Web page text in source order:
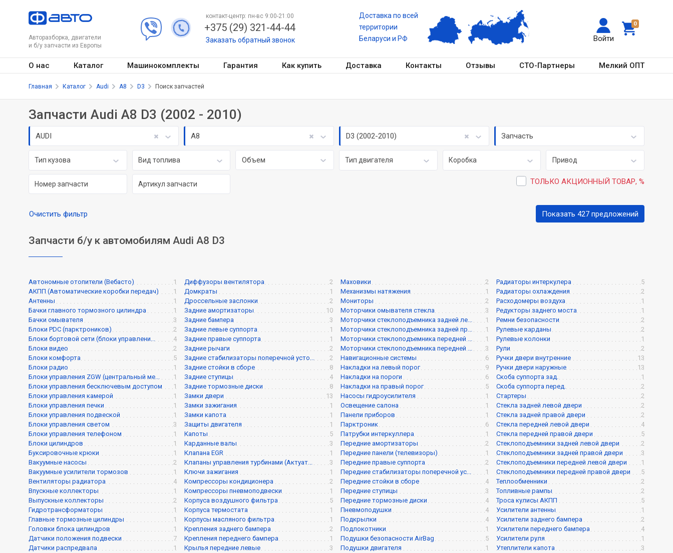
Авторазборка, двигатели
и б/у запчасти из Европы
0
Войти
контакт-центр: пн-вс 9:00-21:00
+375 (29) 321-44-44
Заказать обратный звонок
Доставка по всей
территории
Беларуси и РФ
О нас Каталог Машинокомплекты Гарантия Как купить Доставка Контакты Отзывы СТО-Партнеры Мелкий ОПТ
Главная Каталог Audi A8 D3 Поиск запчастей
Запчасти Audi A8 D3 (2002 - 2010)
AUDI A8 D3 (2002-2010) Запчасть
Тип кузова Вид топлива Объем Тип двигателя Коробка Привод
ТОЛЬКО АКЦИОННЫЙ ТОВАР, %
Очистить фильтр Показать 427 предложений
Запчасти б/у к автомобилям Audi A8 D3
Автономные отопители (Вебасто)
1
АКПП (Автоматические коробки передач)
1
Антенны
1
Бачки главного тормозного цилиндра
1
Бачки омывателя
3
Блоки PDC (парктроников)
2
Блоки бортовой сети (блоки управлени...
4
Блоки видео
2
Блоки комфорта
5
Блоки радио
1
Блоки управления ZGW (центральный ме...
1
Блоки управления бесключевым доступом
1
Блоки управления камерой
1
Блоки управления печки
1
Блоки управления подвеской
1
Блоки управления светом
3
Блоки управления телефоном
1
Блоки цилиндров
1
Буксировочные крюки
1
Вакуумные насосы
2
Вакуумные усилители тормозов
1
Вентиляторы радиатора
4
Впускные коллекторы
1
Выпускные коллекторы
2
Гидротрансформаторы
1
Главные тормозные цилиндры
1
Головки блока цилиндров
1
Датчики положения подвески
7
Датчики распредвала
1
Диффузоры вентилятора
2
Домкраты
1
Дроссельные заслонки
2
Задние амортизаторы
10
Задние бампера
3
Задние левые суппорта
1
Задние правые суппорта
1
Задние рычаги
2
Задние стабилизаторы поперечной усто...
2
Задние стойки в сборе
8
Задние ступицы
4
Задние тормозные диски
8
Замки двери
13
Замки зажигания
1
Замки капота
1
Защиты двигателя
1
Капоты
5
Карданные валы
3
Клапана EGR
1
Клапаны управления турбинами (Актуат...
3
Ключи зажигания
1
Компрессоры кондиционера
2
Компрессоры пневмоподвески
1
Корпуса воздушного фильтра
5
Корпуса термостата
1
Корпусы масляного фильтра
1
Крепления заднего бампера
2
Крепления переднего бампера
1
Крылья передние левые
3
Маховики
2
Механизмы натяжения
1
Мониторы
2
Моторчики омывателя стекла
3
Моторчики стеклоподъемника задней ле...
1
Моторчики стеклоподъемника задней пр...
1
Моторчики стеклоподъемника передней ...
1
Моторчики стеклоподъемника передней ...
3
Навигационные системы
6
Накладки на левый порог
9
Накладки на пороги
6
Накладки на правый порог
5
Насосы гидроусилителя
1
Освещение салона
1
Панели приборов
1
Парктроник
6
Патрубки интеркуллера
1
Передние амортизаторы
2
Передние панели (телевизоры)
1
Передние правые суппорта
2
Передние стабилизаторы поперечной ус...
1
Передние стойки в сборе
4
Передние ступицы
3
Передние тормозные диски
4
Пневмоподушки
4
Подкрылки
4
Подлокотники
1
Подушки безопасности AirBag
5
Подушки двигателя
1
Радиаторы интеркулера
5
Радиаторы охлаждения
2
Расходомеры воздуха
1
Редукторы заднего моста
1
Ремни безопасности
2
Рулевые карданы
2
Рулевые колонки
1
Рули
2
Ручки двери внутренние
13
Ручки двери наружные
13
Скоба суппорта зад.
1
Скоба суппорта перед.
2
Стартеры
2
Стекла задней левой двери
2
Стекла задней правой двери
2
Стекла передней левой двери
4
Стекла передней правой двери
5
Стеклоподъемники задней левой двери
2
Стеклоподъемники задней правой двери
3
Стеклоподъемники передней левой двери
1
Стеклоподъемники передней правой двери
5
Теплообменники
2
Топливные рампы
2
Троса кулисы АКПП
5
Усилители антенны
1
Усилители заднего бампера
2
Усилители переднего бампера
4
Усилители руля
1
Утеплители капота
3